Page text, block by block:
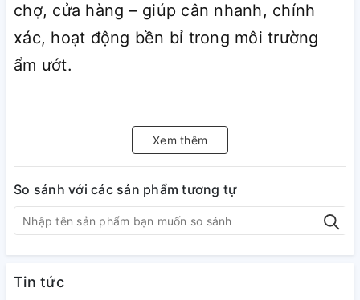
chợ, cửa hàng – giúp cân nhanh, chính
xác, hoạt động bền bỉ trong môi trường
ẩm ướt.
Bạn đang gặp tình trạng:
– Cân rung, số nhảy → khó đọc, dễ sai
xuống cấp
Xem thêm
So sánh với các sản phẩm tương tự
Tin tức